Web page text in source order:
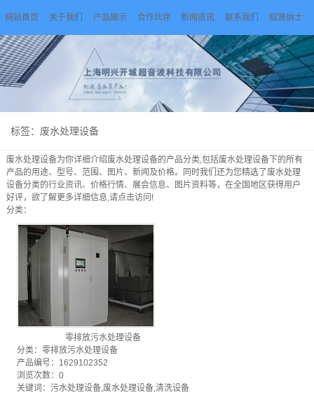
网站首页 关于我们 产品展示 合作伙伴 新闻资讯 联系我们 招贤纳士
标签：废水处理设备
废水处理设备为你详细介绍废水处理设备的产品分类,包括废水处理设备下的所有
产品的用途、型号、范围、图片、新闻及价格。同时我们还为您精选了废水处理
设备分类的行业资讯、价格行情、展会信息、图片资料等，在全国地区获得用户
好评，欲了解更多详细信息,请点击访问!
分类：
零排放污水处理设备
分类： 零排放污水处理设备
产品编号：1629102352
浏览次数：0
关键词： 污水处理设备,废水处理设备,清洗设备